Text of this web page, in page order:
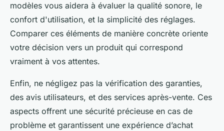
modèles vous aidera à évaluer la qualité sonore, le
confort d'utilisation, et la simplicité des réglages.
Comparer ces éléments de manière concrète oriente
votre décision vers un produit qui correspond
vraiment à vos attentes.
Enfin, ne négligez pas la vérification des garanties,
des avis utilisateurs, et des services après-vente. Ces
aspects offrent une sécurité précieuse en cas de
problème et garantissent une expérience d’achat